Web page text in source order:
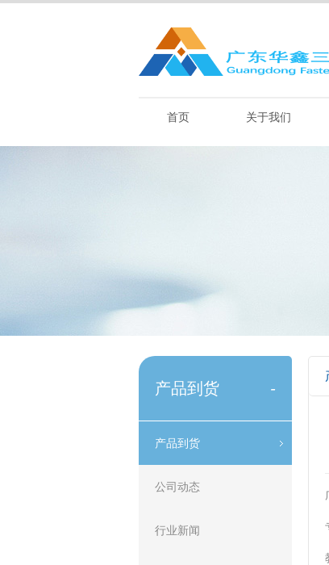
首页 关于我们
产品到货 -
产品到货
公司动态
行业新闻